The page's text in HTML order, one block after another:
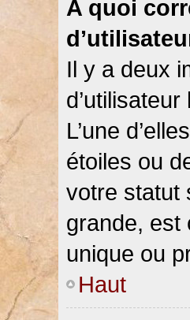
A quoi
Il y a deux
L’une
étoiles ou
votre statut
grande, est
unique ou
Haut